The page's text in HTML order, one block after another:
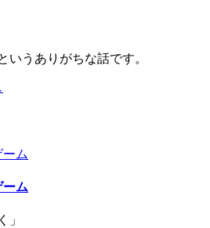
いうありがちな話です。
ム
ーム
」